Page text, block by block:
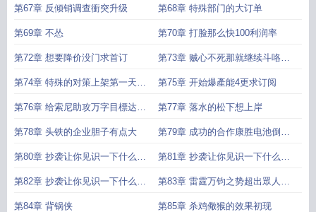
关怀都会来
第67章 反倾销调查衝突升级 第68章 特殊部门的大订单
第69章 不怂 第70章 打脸那么快100利润率
第72章 想要降价没门求首订 第73章 贼心不死那就继续斗咯求
订阅
第74章 特殊的对策上架第一天继
续求个订阅
第75章 开始爆產能4更求订阅
第76章 给索尼助攻万字目標达成
求订阅
第77章 落水的松下想上岸
第78章 头铁的企业胆子有点大 第79章 成功的合作康胜电池倒闭
进行时
第80章 抄袭让你见识一下什么叫
做珠江必胜客上
第81章 抄袭让你见识一下什么叫
做珠江必胜客中
第82章 抄袭让你见识一下什么叫
做珠江必胜客下
第83章 雷霆万钧之势超出眾人想
像
第84章 背锅侠 第85章 杀鸡儆猴的效果初现